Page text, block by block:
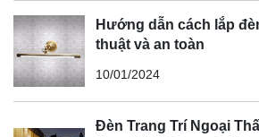
Hướng dẫn cách lắp
thuật và an toàn
10/01/2024
Đèn Trang Trí Ngoại